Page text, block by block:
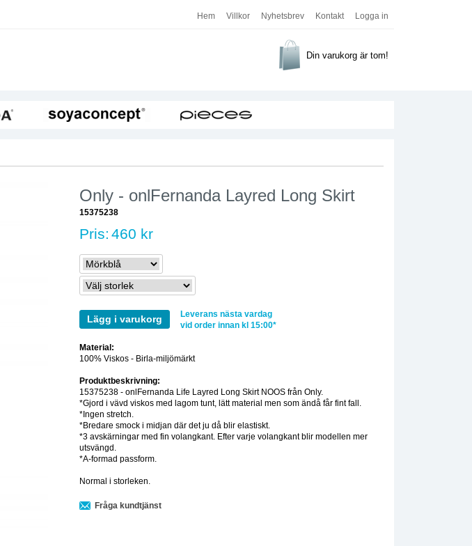
Hem Villkor Nyhetsbrev Kontakt Logga in
Din varukorg är tom!
Only - onlFernanda Layred Long Skirt
15375238
Pris: 460 kr
Lägg i varukorg
Leverans nästa vardag
vid order innan kl 15:00*
Material:
100% Viskos - Birla-miljömärkt
Produktbeskrivning:
15375238 - onlFernanda Life Layred Long Skirt NOOS från Only.
*Gjord i vävd viskos med lagom tunt, lätt material men som ändå får fint fall.
*Ingen stretch.
*Bredare smock i midjan där det ju då blir elastiskt.
*3 avskärningar med fin volangkant. Efter varje volangkant blir modellen mer
utsvängd.
*A-formad passform.
Normal i storleken.
Fråga kundtjänst